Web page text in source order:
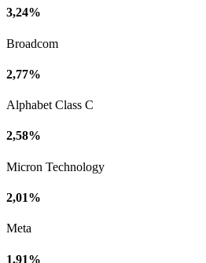
3,24%
Broadcom
2,77%
Alphabet Class C
2,58%
Micron Technology
2,01%
Meta
1,91%